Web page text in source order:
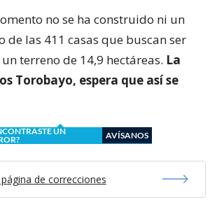
no se ha construido ni un
de las 411 casas que buscan ser
terreno de 14,9 hectáreas. La
Torobayo, espera que así se
UN
AVÍSANOS
de correcciones